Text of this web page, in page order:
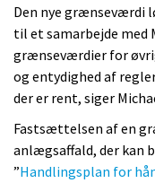
Den nye grænseværdi
til et samarbejde
grænseværdier for
og entydighed af
der er rent, siger
Fastsættelsen af en
anlægsaffald, der kan
”Handlingsplan for